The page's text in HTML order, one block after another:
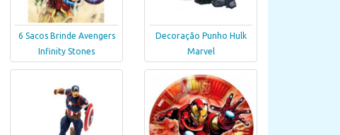
6 Sacos Brinde Avengers
Infinity Stones
Decoração Punho Hulk
Marvel